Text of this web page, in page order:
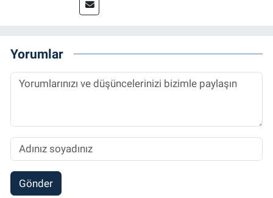
başladığı gazetecilik mesleğinde, muhabir,
Sorumlu Haber Editörü' olarak devam
etmektedir.
Yorumlar
Gönder